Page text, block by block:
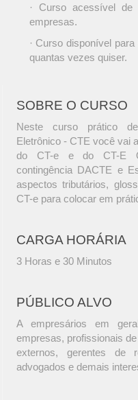
· Curso acessível
empresas.
· Curso disponível
quantas vezes quiser.
SOBRE O CURSO
Neste curso prático
Eletrônico - CTE você vai
do CT-e e do CT-E
contingência DACTE e
aspectos tributários,
CT-e para colocar em
CARGA HORÁRIA
3 Horas e 30 Minutos
PÚBLICO ALVO
A empresários em
empresas, profissionais
externos, gerentes de
advogados e demais